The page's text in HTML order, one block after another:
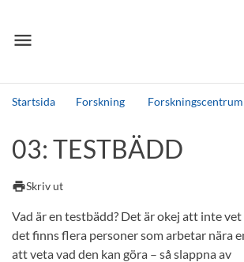
menu
Meny
Startsida Forskning Forskningscentrum
Andra söktjänster
Detta är vår testmiljö - endast testdata
03: TESTBÄDD
printSkriv ut
Vad är en testbädd? Det är okej att inte
det finns flera personer som arbetar nära
att veta vad den kan göra – så slappna av